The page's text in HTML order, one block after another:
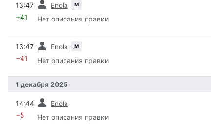
13:47 Enola м
+41 Нет описания правки
13:47 Enola м
−41 Нет описания правки
1 декабря 2025
14:44 Enola
−5 Нет описания правки